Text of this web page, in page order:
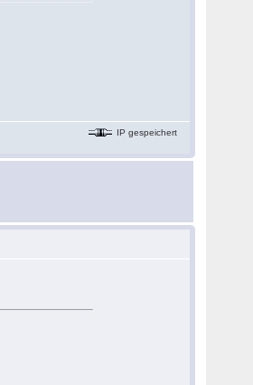
IP gespeichert